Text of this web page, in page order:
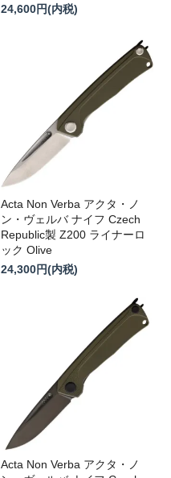
24,600円(内税)
Acta Non Verba アクタ・ノ
ン・ヴェルバ ナイフ Czech
Republic製 Z200 ライナーロ
ック Olive
24,300円(内税)
Acta Non Verba アクタ・ノ